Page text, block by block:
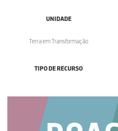
UNIDADE
Terra em Transformação
TIPO DE RECURSO